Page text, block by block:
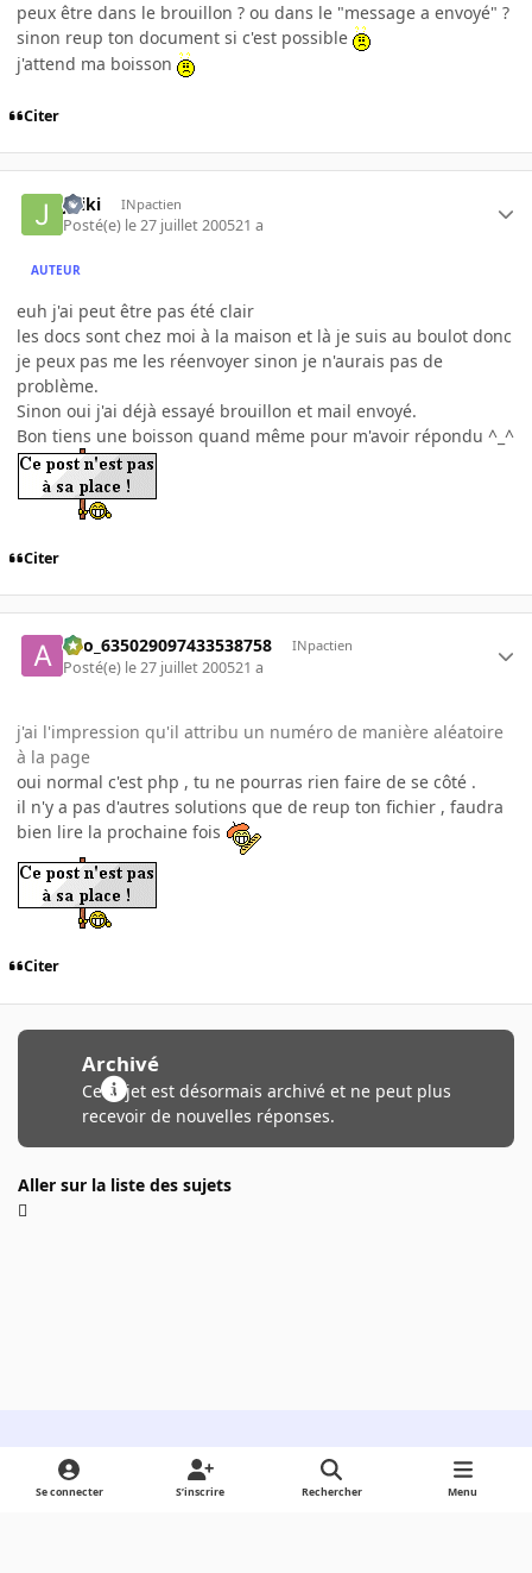
peux être dans le brouillon ? ou dans le "message a envoyé" ?
sinon reup ton document si c'est possible
j'attend ma boisson
Citer
Jiriki INpactien
Posté(e) le 27 juillet 200521 a
AUTEUR
euh j'ai peut être pas été clair
les docs sont chez moi à la maison et là je suis au boulot donc
je peux pas me les réenvoyer sinon je n'aurais pas de
problème.
Sinon oui j'ai déjà essayé brouillon et mail envoyé.
Bon tiens une boisson quand même pour m'avoir répondu ^_^
Citer
ano_635029097433538758 INpactien
Posté(e) le 27 juillet 200521 a
j'ai l'impression qu'il attribu un numéro de manière aléatoire
à la page
oui normal c'est php , tu ne pourras rien faire de se côté .
il n'y a pas d'autres solutions que de reup ton fichier , faudra
bien lire la prochaine fois
Citer
Archivé
Ce sujet est désormais archivé et ne peut plus
recevoir de nouvelles réponses.
Aller sur la liste des sujets
Light ModeDark ModeSystem Preference
Se connecter S’inscrire Rechercher Menu